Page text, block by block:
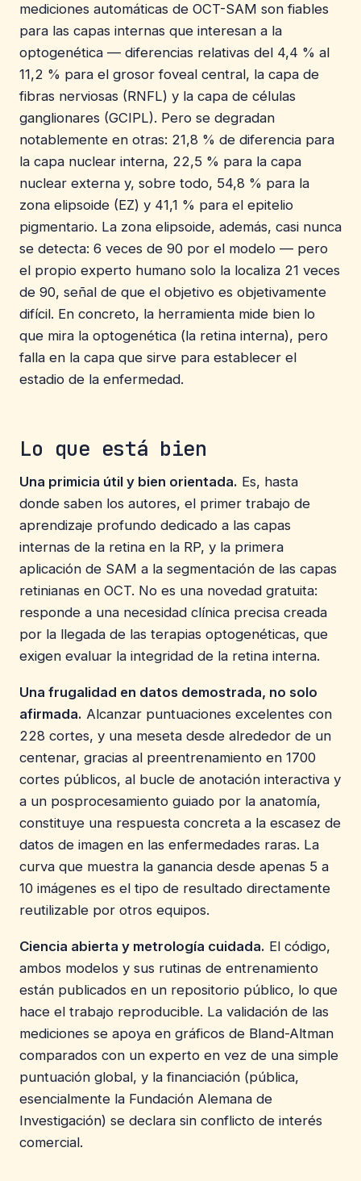
mediciones automáticas de OCT-SAM son fiables
para las capas internas que interesan a la
optogenética — diferencias relativas del 4,4 % al
11,2 % para el grosor foveal central, la capa de
fibras nerviosas (RNFL) y la capa de células
ganglionares (GCIPL). Pero se degradan
notablemente en otras: 21,8 % de diferencia para
la capa nuclear interna, 22,5 % para la capa
nuclear externa y, sobre todo, 54,8 % para la
zona elipsoide (EZ) y 41,1 % para el epitelio
pigmentario. La zona elipsoide, además, casi nunca
se detecta: 6 veces de 90 por el modelo — pero
el propio experto humano solo la localiza 21 veces
de 90, señal de que el objetivo es objetivamente
difícil. En concreto, la herramienta mide bien lo
que mira la optogenética (la retina interna), pero
falla en la capa que sirve para establecer el
estadio de la enfermedad.
Lo que está bien
Una primicia útil y bien orientada. Es, hasta
donde saben los autores, el primer trabajo de
aprendizaje profundo dedicado a las capas
internas de la retina en la RP, y la primera
aplicación de SAM a la segmentación de las capas
retinianas en OCT. No es una novedad gratuita:
responde a una necesidad clínica precisa creada
por la llegada de las terapias optogenéticas, que
exigen evaluar la integridad de la retina interna.
Una frugalidad en datos demostrada, no solo
afirmada. Alcanzar puntuaciones excelentes con
228 cortes, y una meseta desde alrededor de un
centenar, gracias al preentrenamiento en 1700
cortes públicos, al bucle de anotación interactiva y
a un posprocesamiento guiado por la anatomía,
constituye una respuesta concreta a la escasez de
datos de imagen en las enfermedades raras. La
curva que muestra la ganancia desde apenas 5 a
10 imágenes es el tipo de resultado directamente
reutilizable por otros equipos.
Ciencia abierta y metrología cuidada. El código,
ambos modelos y sus rutinas de entrenamiento
están publicados en un repositorio público, lo que
hace el trabajo reproducible. La validación de las
mediciones se apoya en gráficos de Bland-Altman
comparados con un experto en vez de una simple
puntuación global, y la financiación (pública,
esencialmente la Fundación Alemana de
Investigación) se declara sin conflicto de interés
comercial.